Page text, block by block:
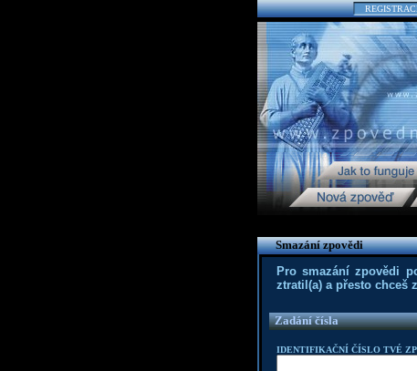
Smazání zpovědi
Pro smazání zpovědi
ztratil(a) a přesto chceš
Zadání čísla
IDENTIFIKAČNÍ ČÍSLO TVÉ